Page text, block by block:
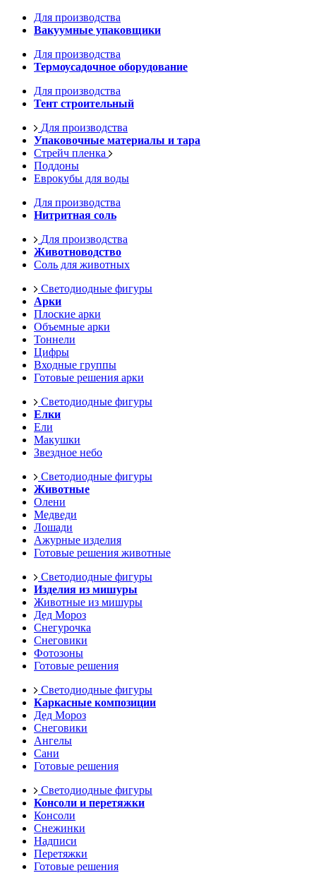
Для производства
Вакуумные упаковщики
Для производства
Термоусадочное оборудование
Для производства
Тент строительный
Для производства
Упаковочные материалы и тара
Стрейч пленка
Поддоны
Еврокубы для воды
Для производства
Нитритная соль
Для производства
Животноводство
Соль для животных
Светодиодные фигуры
Арки
Плоские арки
Объемные арки
Тоннели
Цифры
Входные группы
Готовые решения арки
Светодиодные фигуры
Елки
Ели
Макушки
Звездное небо
Светодиодные фигуры
Животные
Олени
Медведи
Лошади
Ажурные изделия
Готовые решения животные
Светодиодные фигуры
Изделия из мишуры
Животные из мишуры
Дед Мороз
Снегурочка
Снеговики
Фотозоны
Готовые решения
Светодиодные фигуры
Каркасные композиции
Дед Мороз
Снеговики
Ангелы
Сани
Готовые решения
Светодиодные фигуры
Консоли и перетяжки
Консоли
Снежинки
Надписи
Перетяжки
Готовые решения